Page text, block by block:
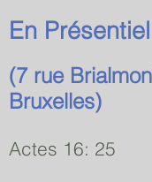
En Présentiel
(7 rue
Bruxelles)
Actes 16: 25